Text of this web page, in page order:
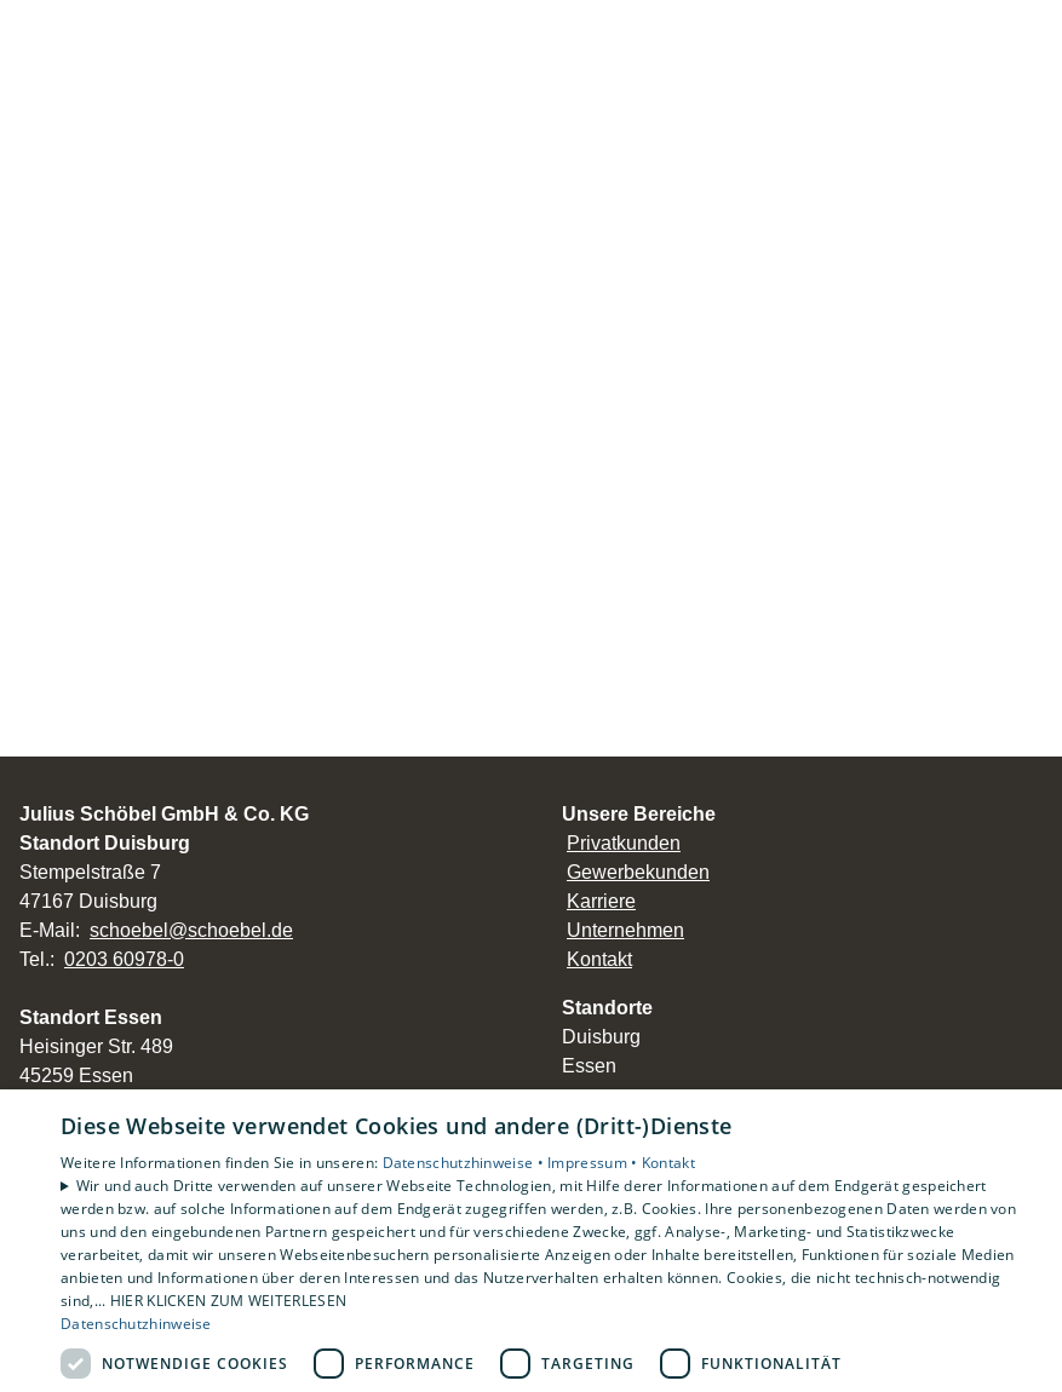
Julius Schöbel GmbH & Co. KG
Standort Duisburg
Stempelstraße 7
47167 Duisburg
E-Mail: schoebel@schoebel.de
Tel.: 0203 60978-0
Standort Essen
Heisinger Str. 489
45259 Essen
Impressum
Barrierefreiheitserklärung
Datenschutzerklärung
AGB
Unsere Bereiche
Privatkunden
Gewerbekunden
Karriere
Unternehmen
Kontakt
Standorte
Duisburg
Essen
Diese Webseite verwendet Cookies und andere (Dritt-)Dienste
Weitere Informationen finden Sie in unseren: Datenschutzhinweise • Impressum • Kontakt
Wir und auch Dritte verwenden auf unserer Webseite Technologien, mit Hilfe derer Informationen auf dem Endgerät gespeichert
werden bzw. auf solche Informationen auf dem Endgerät zugegriffen werden, z.B. Cookies. Ihre personenbezogenen Daten werden von
uns und den eingebundenen Partnern gespeichert und für verschiedene Zwecke, ggf. Analyse-, Marketing- und Statistikzwecke
verarbeitet, damit wir unseren Webseitenbesuchern personalisierte Anzeigen oder Inhalte bereitstellen, Funktionen für soziale Medien
anbieten und Informationen über deren Interessen und das Nutzerverhalten erhalten können. Cookies, die nicht technisch-notwendig
sind,... HIER KLICKEN ZUM WEITERLESEN
Datenschutzhinweise
NOTWENDIGE COOKIES
PERFORMANCE TARGETING FUNKTIONALITÄT